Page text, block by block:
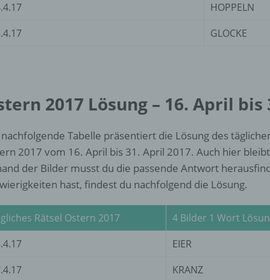
HOPPELN
GLOCKE
2017 Lösung – 16. April bis
Tabelle präsentiert die Lösung des
2017 vom 16. April bis 31. April 2017. Auch hier
der Bilder musst du die passende Antwort
hast, findest du nachfolgend die Lösung.
Rätsel Ostern 2017
4 Bilder 1 Wort
EIER
KRANZ
d) Einschränkung der Verarbeitung
e) Profiling
Profiling ist jede Art der automatisierten Verarbeitung
personenbezogener Daten, die darin besteht, dass diese
personenbezogenen Daten verwendet werden, um bestimmte
persönliche Aspekte, die sich auf eine natürliche Person
zu bewerten, insbesondere, um Aspekte bezüglich
natürlichen Person zu analysieren oder vorherzusagen.